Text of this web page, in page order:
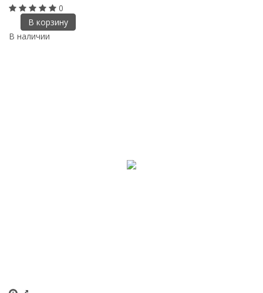
0
В корзину
В наличии